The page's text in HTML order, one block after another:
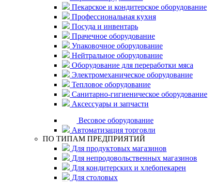
Пекарское и кондитерское оборудование
Профессиональная кухня
Посуда и инвентарь
Прачечное оборудование
Упаковочное оборудование
Нейтральное оборудование
Оборудование для переработки мяса
Электромеханическое оборудование
Тепловое оборудование
Санитарно-гигиеническое оборудование
Аксессуары и запчасти
Весовое оборудование
Автоматизация торговли
ПО ТИПАМ ПРЕДПРИЯТИЙ
Для продуктовых магазинов
Для непродовольственных магазинов
Для кондитерских и хлебопекарен
Для столовых